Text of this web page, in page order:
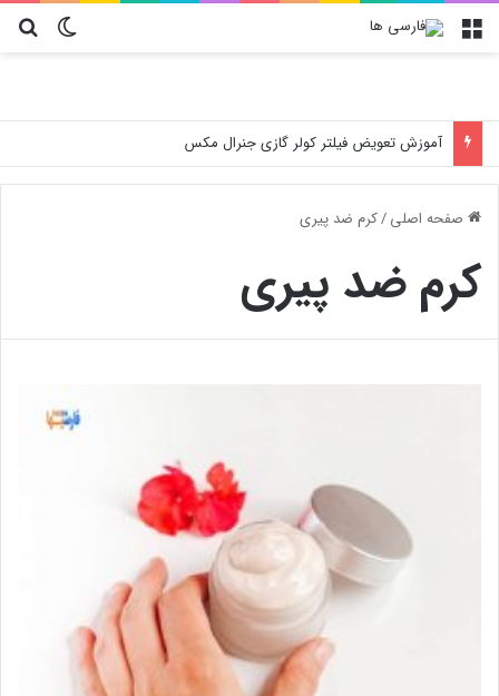
تغییر منو
آموزش تعویض فیلتر کولر گازی جنرال مکس
صفحه اصلی/کرم ضد پیری
کرم ضد پیری